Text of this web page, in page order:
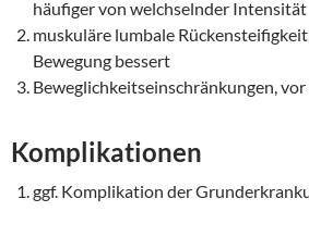
häufiger von welchselnder Intensität
muskuläre lumbale
Bewegung bessert
Beweglichkeitseinschränkungen,
Komplikationen
ggf. Komplikation der